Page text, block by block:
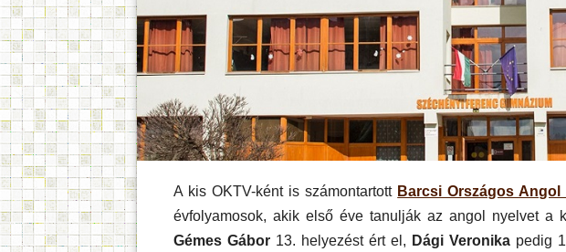
A kis OKTV-ként is számontartott Barcsi Országos Angol
évfolyamosok, akik első éve tanulják az angol nyelvet a
Gémes Gábor 13. helyezést ért el, Dági Veronika pedig